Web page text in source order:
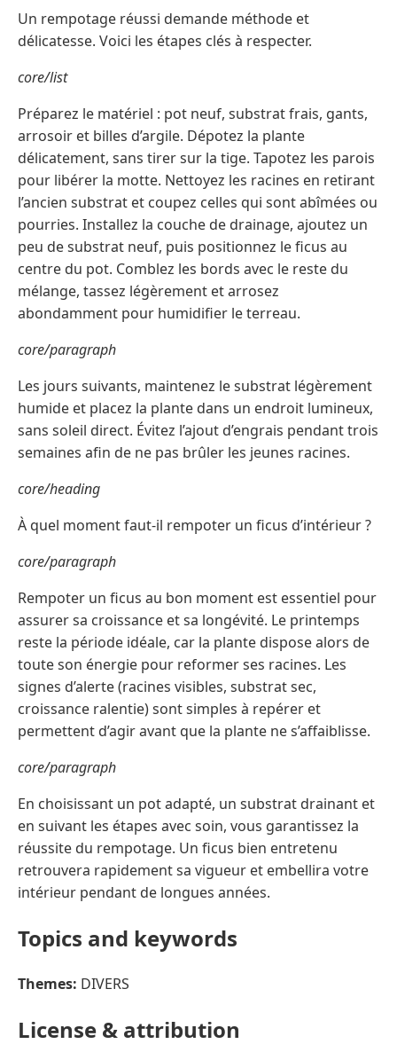
Un rempotage réussi demande méthode et
délicatesse. Voici les étapes clés à respecter.
core/list
Préparez le matériel : pot neuf, substrat frais, gants,
arrosoir et billes d’argile. Dépotez la plante
délicatement, sans tirer sur la tige. Tapotez les parois
pour libérer la motte. Nettoyez les racines en retirant
l’ancien substrat et coupez celles qui sont abîmées ou
pourries. Installez la couche de drainage, ajoutez un
peu de substrat neuf, puis positionnez le ficus au
centre du pot. Comblez les bords avec le reste du
mélange, tassez légèrement et arrosez
abondamment pour humidifier le terreau.
core/paragraph
Les jours suivants, maintenez le substrat légèrement
humide et placez la plante dans un endroit lumineux,
sans soleil direct. Évitez l’ajout d’engrais pendant trois
semaines afin de ne pas brûler les jeunes racines.
core/heading
À quel moment faut-il rempoter un ficus d’intérieur ?
core/paragraph
Rempoter un ficus au bon moment est essentiel pour
assurer sa croissance et sa longévité. Le printemps
reste la période idéale, car la plante dispose alors de
toute son énergie pour reformer ses racines. Les
signes d’alerte (racines visibles, substrat sec,
croissance ralentie) sont simples à repérer et
permettent d’agir avant que la plante ne s’affaiblisse.
core/paragraph
En choisissant un pot adapté, un substrat drainant et
en suivant les étapes avec soin, vous garantissez la
réussite du rempotage. Un ficus bien entretenu
retrouvera rapidement sa vigueur et embellira votre
intérieur pendant de longues années.
Topics and keywords
Themes: DIVERS
License & attribution